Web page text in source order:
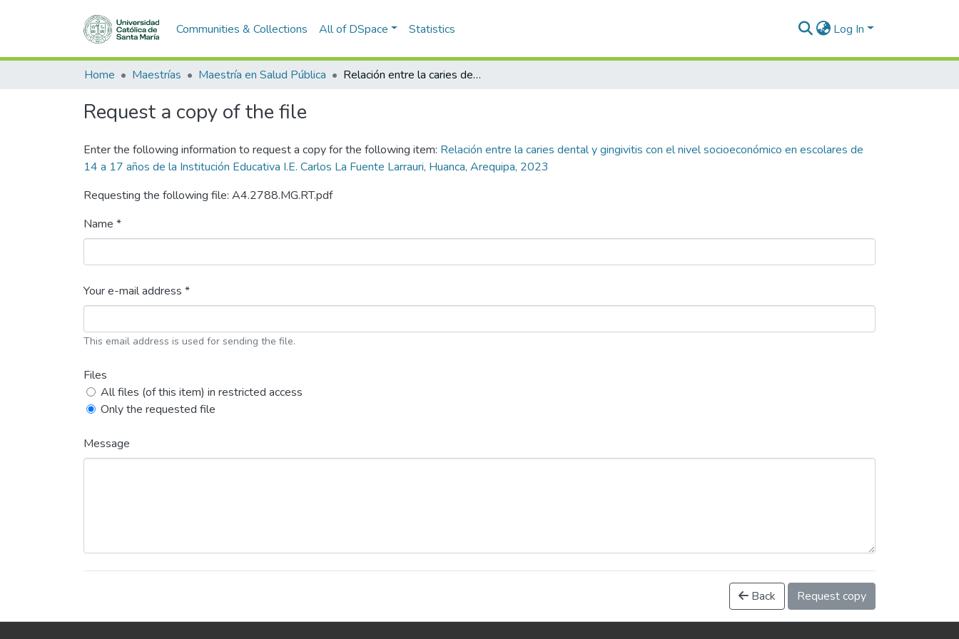
Communities & Collections All of DSpace Statistics Log In
Home Maestrías Maestría en Salud Pública Relación entre la caries dental y gingivitis con el nivel socioeconómico en escolares de 14 a 17 años de la Institución Educativa I.E. Carlos La Fuente Larrauri, Huanca, Arequipa, 2023
Request a copy of the file
Enter the following information to request a copy for the following item: Relación entre la caries dental y gingivitis con el nivel socioeconómico en escolares de
14 a 17 años de la Institución Educativa I.E. Carlos La Fuente Larrauri, Huanca, Arequipa, 2023
Requesting the following file: A4.2788.MG.RT.pdf
Name *
Your e-mail address *
This email address is used for sending the file.
Files
All files (of this item) in restricted access
Only the requested file
Message
Back Request copy